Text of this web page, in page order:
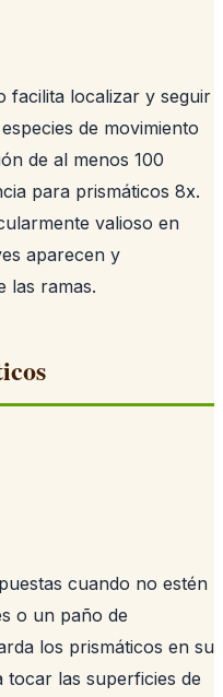
facilita localizar y seguir
de movimiento
de al menos 100
para prismáticos 8x.
valioso en
aparecen y
las ramas.
cuando no estén
o un paño de
los prismáticos en su
tocar las superficies de